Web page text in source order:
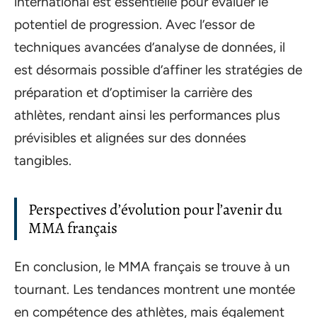
potentiel de progression. Avec l’essor de
techniques avancées d’analyse de données, il
est désormais possible d’affiner les stratégies de
préparation et d’optimiser la carrière des
athlètes, rendant ainsi les performances plus
prévisibles et alignées sur des données
tangibles.
Perspectives d’évolution pour l’avenir du
MMA français
En conclusion, le MMA français se trouve à un
tournant. Les tendances montrent une montée
en compétence des athlètes, mais également